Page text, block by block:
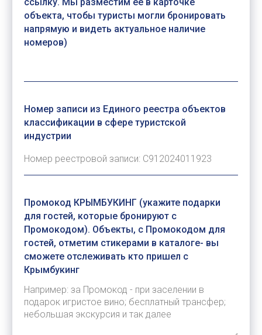
ссылку. Мы разместим её в карточке
объекта, чтобы туристы могли бронировать
напрямую и видеть актуальное наличие
номеров)
Номер записи из Единого реестра объектов
классификации в сфере туристской
индустрии
Промокод КРЫМБУКИНГ (укажите подарки
для гостей, которые бронируют с
Промокодом). Объекты, с Промокодом для
гостей, отметим стикерами в каталоге- вы
сможете отслеживать кто пришел с
Крымбукинг